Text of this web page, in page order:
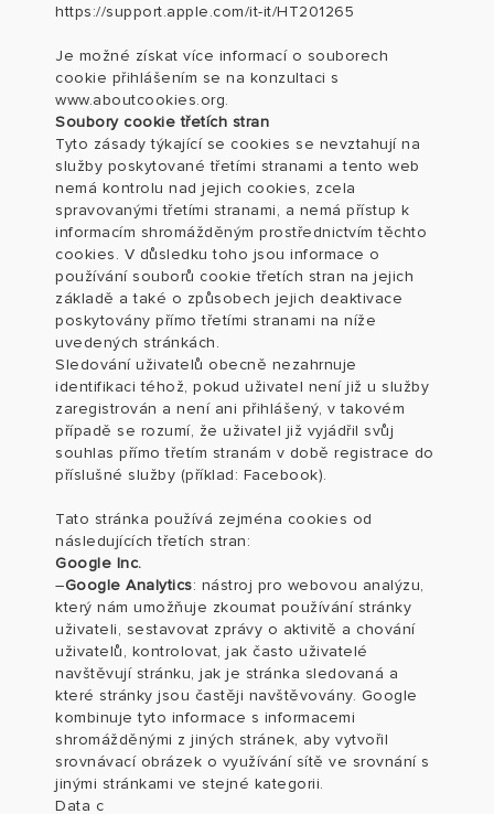
https://support.apple.com/it-it/HT201265
Je možné získat více informací o souborech
cookie přihlášením se na konzultaci s
www.aboutcookies.org.
Soubory cookie třetích stran
Tyto zásady týkající se cookies se nevztahují na
služby poskytované třetími stranami a tento web
nemá kontrolu nad jejich cookies, zcela
spravovanými třetími stranami, a nemá přístup k
informacím shromážděným prostřednictvím těchto
cookies. V důsledku toho jsou informace o
používání souborů cookie třetích stran na jejich
základě a také o způsobech jejich deaktivace
poskytovány přímo třetími stranami na níže
uvedených stránkách.
Sledování uživatelů obecně nezahrnuje
identifikaci téhož, pokud uživatel není již u služby
zaregistrován a není ani přihlášený, v takovém
případě se rozumí, že uživatel již vyjádřil svůj
souhlas přímo třetím stranám v době registrace do
příslušné služby (příklad: Facebook).
Tato stránka používá zejména cookies od
následujících třetích stran:
Google Inc.
–Google Analytics: nástroj pro webovou analýzu,
který nám umožňuje zkoumat používání stránky
uživateli, sestavovat zprávy o aktivitě a chování
uživatelů, kontrolovat, jak často uživatelé
navštěvují stránku, jak je stránka sledovaná a
které stránky jsou častěji navštěvovány. Google
kombinuje tyto informace s informacemi
shromážděnými z jiných stránek, aby vytvořil
srovnávací obrázek o využívání sítě ve srovnání s
jinými stránkami ve stejné kategorii.
Data c